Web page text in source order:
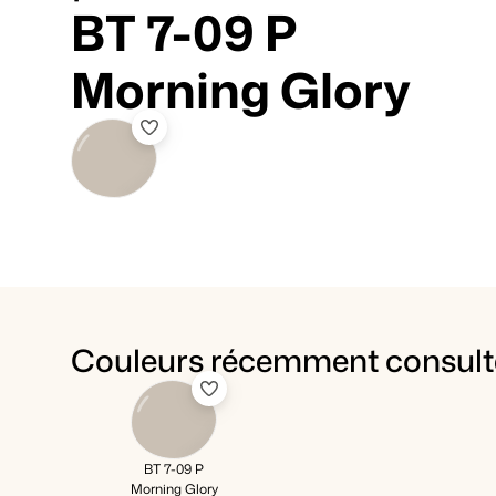
BT 7-09 P
Morning Glory
Couleurs récemment
BT 7-09 P
Morning Glory